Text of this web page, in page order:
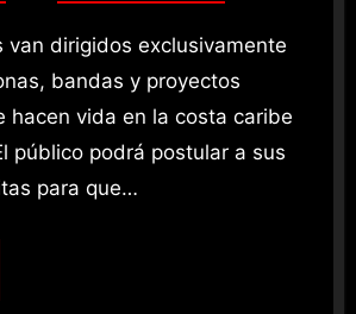
bandas y proyectos
hacen vida en la costa caribe
público podrá postular a sus
para que…